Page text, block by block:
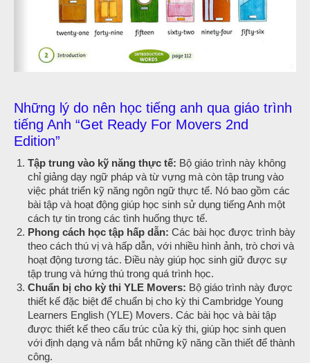
Những lý do nên học tiếng anh qua giáo trình
tiếng Anh “Get Ready For Movers 2nd
Edition”
Tập trung vào kỹ năng thực tế: Bộ giáo trình này không
chỉ giảng dạy ngữ pháp và từ vựng mà còn tập trung vào
việc phát triển kỹ năng ngôn ngữ thực tế. Nó bao gồm các
bài tập và hoạt động giúp học sinh sử dụng tiếng Anh một
cách tự tin trong các tình huống thực tế.
Phong cách học tập hấp dẫn: Các bài học được trình bày
theo cách thú vị và hấp dẫn, với nhiều hình ảnh, trò chơi và
hoạt động tương tác. Điều này giúp học sinh giữ được sự
tập trung và hứng thú trong quá trình học.
Chuẩn bị cho kỳ thi YLE Movers: Bộ giáo trình này được
thiết kế đặc biệt để chuẩn bị cho kỳ thi Cambridge Young
Learners English (YLE) Movers. Các bài học và bài tập
được thiết kế theo cấu trúc của kỳ thi, giúp học sinh quen
với định dạng và nắm bắt những kỹ năng cần thiết để thành
công.